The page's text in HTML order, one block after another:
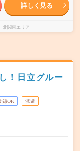
詳しく見る
北関東エリア
！日立グルー
録OK 派遣